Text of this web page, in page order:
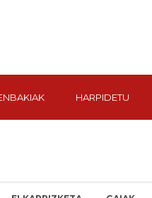
HARPIDETU